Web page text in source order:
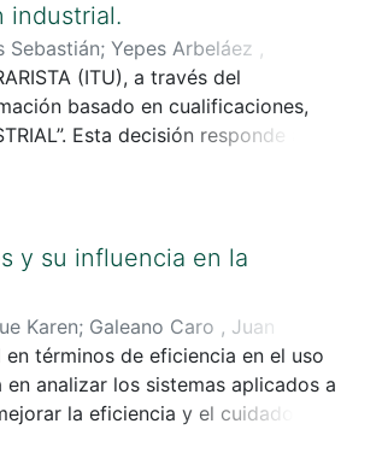
industrial.
Sebastián; Yepes Arbeláez ,
(ITU), a través del
basado en cualificaciones,
Esta decisión responde a las
las oportunidades de nueva oferta
para el diseño de programas
y su influencia en la
Karen; Galeano Caro , Juan
términos de eficiencia en el uso
analizar los sistemas aplicados a
la eficiencia y el cuidado del
en estos cultivos y